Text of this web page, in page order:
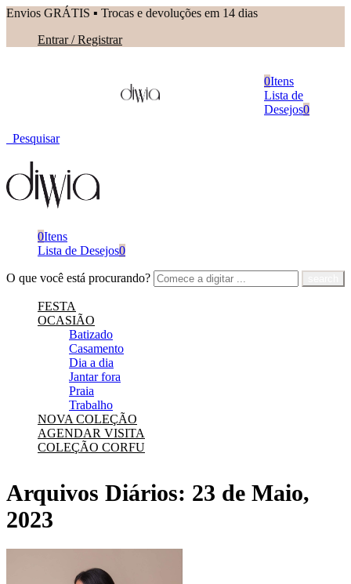
Envios GRÁTIS ▪︎ Trocas e devoluções em 14 dias
Entrar / Registrar
0Itens
Lista de
Desejos0
Pesquisar
0Itens
Lista de Desejos0
O que você está procurando?
FESTA
OCASIÃO
Batizado
Casamento
Dia a dia
Jantar fora
Praia
Trabalho
NOVA COLEÇÃO
AGENDAR VISITA
COLEÇÃO CORFU
Arquivos Diários: 23 de Maio,
2023